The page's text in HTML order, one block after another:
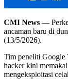
CMI News —
ancaman baru di
(13/5/2026).
Tim peneliti Google
hacker kini
mengeksploitasi